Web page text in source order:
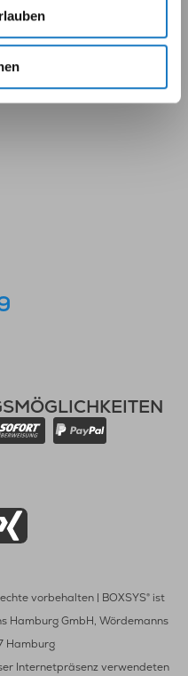
vorbehalten | BOXSYS® ist
Hamburg GmbH, Wördemanns
Hamburg
Internetpräsenz verwendeten